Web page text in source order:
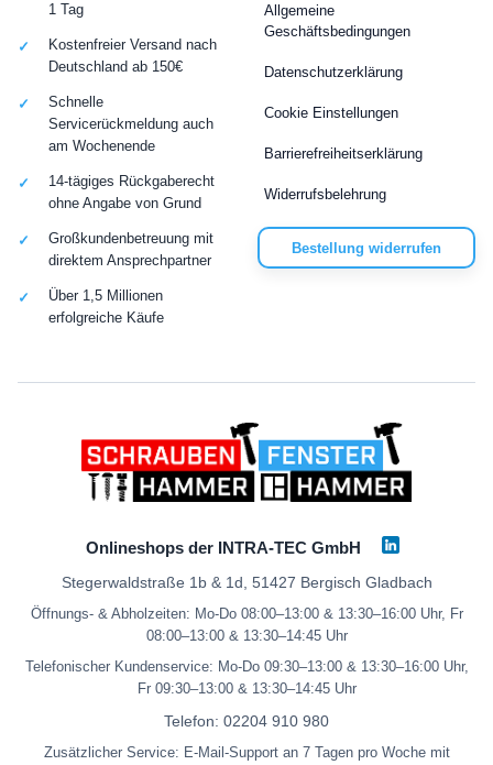
Allgemeine
Geschäftsbedingungen
Datenschutzerklärung
Cookie Einstellungen
Barrierefreiheitserklärung
Widerrufsbelehrung
Bestellung widerrufen
1 Tag
Kostenfreier Versand nach
Deutschland ab 150€
Schnelle
Servicerückmeldung auch
am Wochenende
14-tägiges Rückgaberecht
ohne Angabe von Grund
Großkundenbetreuung mit
direktem Ansprechpartner
Über 1,5 Millionen
erfolgreiche Käufe
Onlineshops der INTRA-TEC GmbH
Stegerwaldstraße 1b & 1d, 51427 Bergisch Gladbach
Öffnungs- & Abholzeiten: Mo-Do 08:00–13:00 & 13:30–16:00 Uhr, Fr
08:00–13:00 & 13:30–14:45 Uhr
Telefonischer Kundenservice: Mo-Do 09:30–13:00 & 13:30–16:00 Uhr,
Fr 09:30–13:00 & 13:30–14:45 Uhr
Telefon: 02204 910 980
Zusätzlicher Service: E-Mail-Support an 7 Tagen pro Woche mit